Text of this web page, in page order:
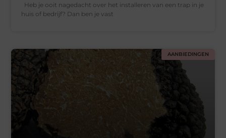
Heb je ooit nagedacht over het installeren van een trap in je
huis of bedrijf? Dan ben je vast
AANBIEDINGEN